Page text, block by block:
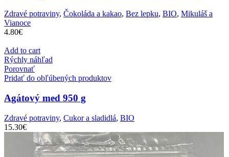
Zdravé potraviny, Čokoláda a kakao, Bez lepku, BIO, Mikuláš a
Vianoce
4.80€
Add to cart
Rýchly náhľad
Porovnať
Pridať do obľúbených produktov
Agátový med 950 g
Zdravé potraviny, Cukor a sladidlá, BIO
15.30€